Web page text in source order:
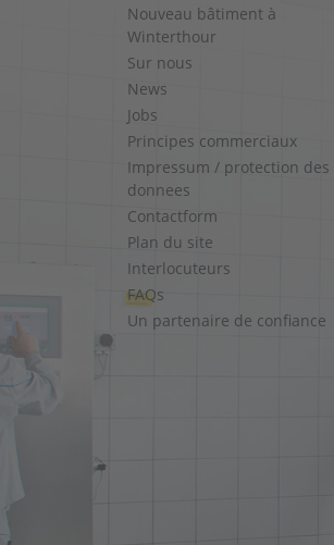
Nouveau bâtiment à
Winterthour
Sur nous
News
Jobs
Principes commerciaux
Impressum / protection des
donnees
Contactform
Plan du site
Interlocuteurs
FAQs
Un partenaire de confiance